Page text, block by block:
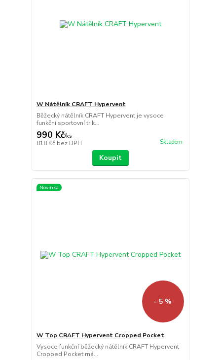
W Nátělník CRAFT Hypervent
Běžecký nátělník CRAFT Hypervent je vysoce
funkční sportovní trik...
990 Kč/ks
818 Kč bez DPH Skladem
Koupit
Novinka
- 5 %
W Top CRAFT Hypervent Cropped Pocket
Vysoce funkční běžecký nátělník CRAFT Hypervent
Cropped Pocket má...